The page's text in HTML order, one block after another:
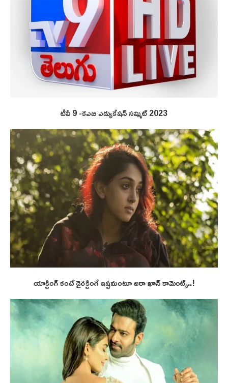
టీవీ 9 -కెఎబి ఎడ్యుకేషన్ సమ్మిట్ 2023
యాక్టింగ్ కంటే డైరెక్టింగే ఇష్టమంటూ ఐరా ఖాన్ కామెంట్స్..!